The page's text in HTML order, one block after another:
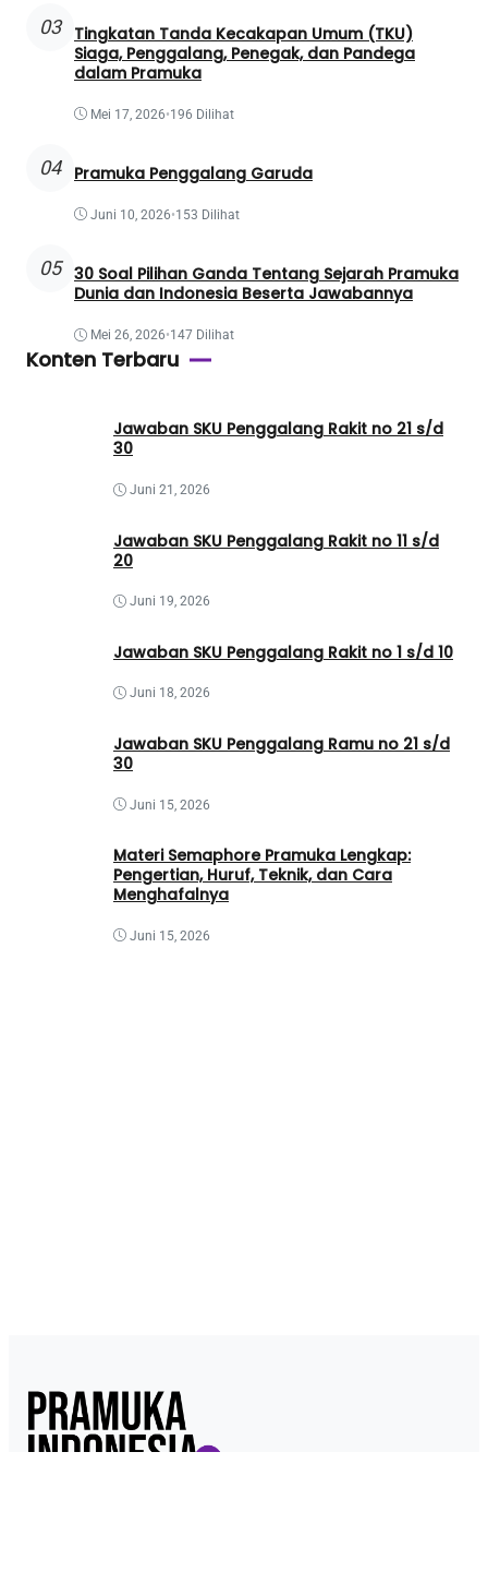
03
Tingkatan Tanda Kecakapan Umum (TKU)
Siaga, Penggalang, Penegak, dan Pandega
dalam Pramuka
Mei 17, 2026•196 Dilihat
04 Pramuka Penggalang Garuda
Juni 10, 2026•153 Dilihat
05 30 Soal Pilihan Ganda Tentang Sejarah Pramuka
Dunia dan Indonesia Beserta Jawabannya
Mei 26, 2026•147 Dilihat
Konten Terbaru
Jawaban SKU Penggalang Rakit no 21 s/d
30
Juni 21, 2026
Jawaban SKU Penggalang Rakit no 11 s/d
20
Juni 19, 2026
Jawaban SKU Penggalang Rakit no 1 s/d 10
Juni 18, 2026
Jawaban SKU Penggalang Ramu no 21 s/d
30
Juni 15, 2026
Materi Semaphore Pramuka Lengkap:
Pengertian, Huruf, Teknik, dan Cara
Menghafalnya
Juni 15, 2026